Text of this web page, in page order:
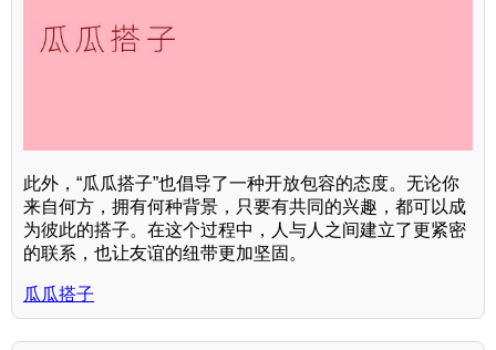
此外，“瓜瓜搭子”也倡导了一种开放包容的态度。无论你
来自何方，拥有何种背景，只要有共同的兴趣，都可以成
为彼此的搭子。在这个过程中，人与人之间建立了更紧密
的联系，也让友谊的纽带更加坚固。
瓜瓜搭子